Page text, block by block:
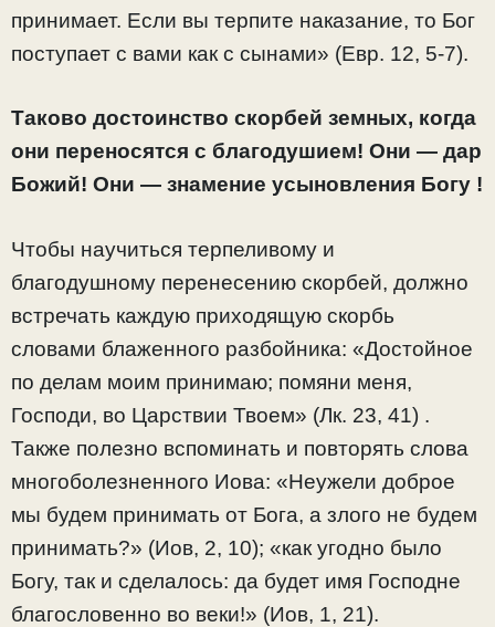
принимает. Если вы терпите наказание, то Бог
поступает с вами как с сынами» (Евр. 12, 5-7).
Таково достоинство скорбей земных, когда
они переносятся с благодушием! Они — дар
Божий! Они — знамение усыновления Богу !
Чтобы научиться терпеливому и
благодушному перенесению скорбей, должно
встречать каждую приходящую скорбь
словами блаженного разбойника: «Достойное
по делам моим принимаю; помяни меня,
Господи, во Царствии Твоем» (Лк. 23, 41) .
Также полезно вспоминать и повторять слова
многоболезненного Иова: «Неужели доброе
мы будем принимать от Бога, а злого не будем
принимать?» (Иов, 2, 10); «как угодно было
Богу, так и сделалось: да будет имя Господне
благословенно во веки!» (Иов, 1, 21).